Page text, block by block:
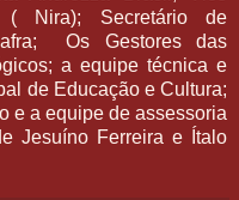
( Nira); Secretário de
Os Gestores das
a equipe técnica e
de Educação e Cultura;
e a equipe de assessoria
Jesuíno Ferreira e Ítalo